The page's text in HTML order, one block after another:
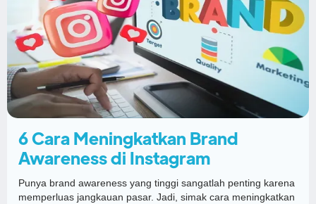
6 Cara Meningkatkan Brand
Awareness di Instagram
Punya brand awareness yang tinggi sangatlah penting karena
memperluas jangkauan pasar. Jadi, simak cara meningkatkan